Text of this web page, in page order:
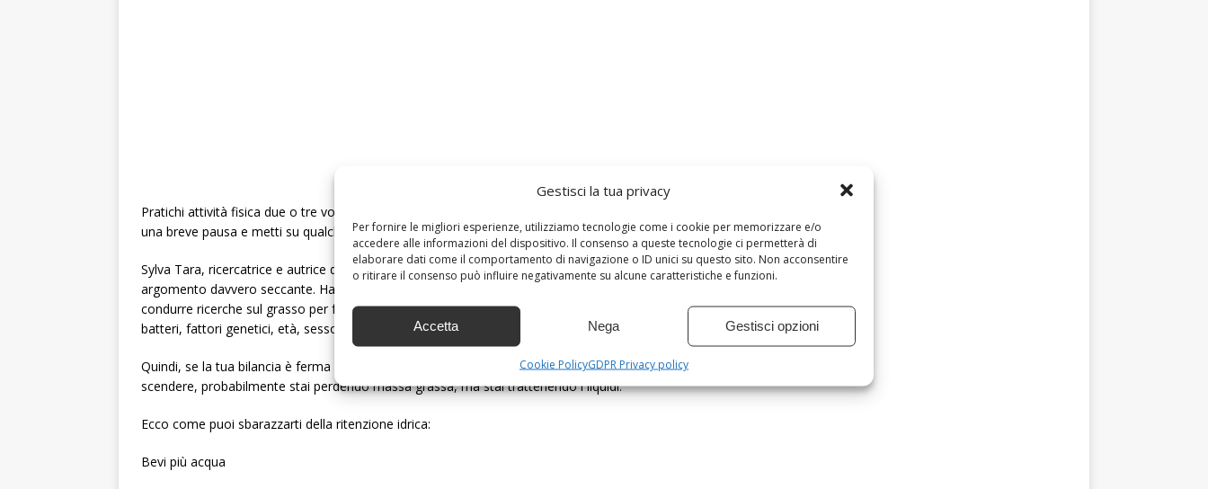
Gestisci la tua privacy
Per fornire le migliori esperienze, utilizziamo tecnologie come i cookie per memorizzare e/o
accedere alle informazioni del dispositivo. Il consenso a queste tecnologie ci permetterà di
elaborare dati come il comportamento di navigazione o ID unici su questo sito. Non acconsentire
o ritirare il consenso può influire negativamente su alcune caratteristiche e funzioni.
Accetta Nega Gestisci opzioni
Cookie PolicyGDPR Privacy policy
Pratichi attività fisica due o tre volte alla settimana, segui un’alimentazione equilibrata… poi ti concedi
una breve pausa e metti su qualche chilo che non riesci proprio a eliminare! Ti suona familiare?
Sylva Tara, ricercatrice e autrice del libro ‘The Secret Life of Fat’, è pronta a illuminarvi su questo
argomento davvero seccante. Ha impiegato cinque anni a parlare con più di cinquanta esperti e a
condurre ricerche sul grasso per formulare la risposta per voi, e questa risposta ha a che fare con
batteri, fattori genetici, età, sesso, ormoni e sorprendentemente (o meno) i liquidi in eccesso.
Quindi, se la tua bilancia è ferma su un numero e sembra che l’ago non abbia la minima intenzione di
scendere, probabilmente stai perdendo massa grassa, ma stai trattenendo i liquidi.
Ecco come puoi sbarazzarti della ritenzione idrica:
Bevi più acqua